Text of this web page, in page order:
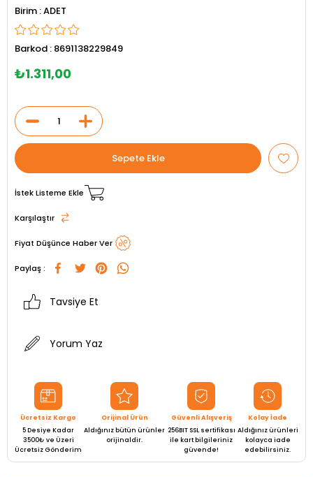
ADET
Barkod : 8691138229849
₺1.311,00
İstek Listeme Ekle
Karşılaştır
Fiyat Düşünce Haber Ver
Paylaş :
Tavsiye Et
Yorum Yaz
Ücretsiz Kargo
5 Desiye Kadar
3500₺ ve Üzeri
Ücretsiz Gönderim
Orijinal Ürün
Aldığınız bütün ürünler
orijinaldir.
Güvenli Alışveriş
256BIT SSL sertifikası
ile kart bilgileriniz
güvende!
Kolay İade
Aldığınız ürünleri
kolayca iade
edebilirsiniz.